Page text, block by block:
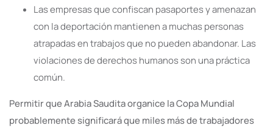
Las empresas que confiscan pasaportes y amenazan
con la deportación mantienen a muchas personas
atrapadas en trabajos que no pueden abandonar. Las
violaciones de derechos humanos son una práctica
común.
Permitir que Arabia Saudita organice la Copa Mundial
probablemente significará que miles más de trabajadores